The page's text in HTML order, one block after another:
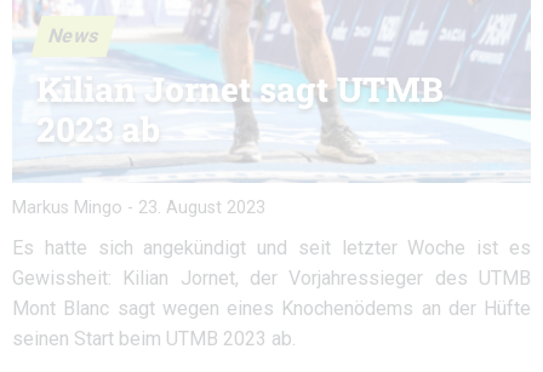
News
Kilian Jornet sagt UTMB
2023 ab
Markus Mingo - 23. August 2023
Es hatte sich angekündigt und seit letzter Woche ist es
Gewissheit: Kilian Jornet, der Vorjahressieger des UTMB
Mont Blanc sagt wegen eines Knochenödems an der Hüfte
seinen Start beim UTMB 2023 ab.